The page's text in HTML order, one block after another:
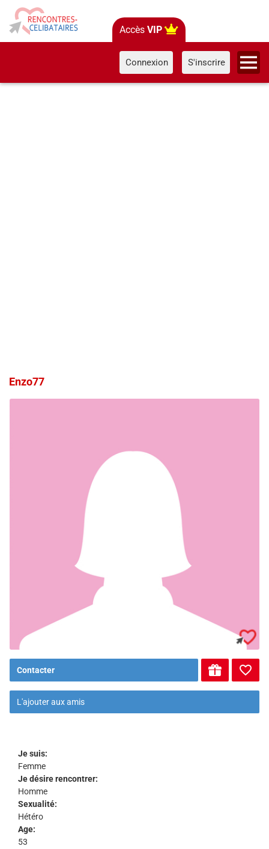
Accès VIP
Connexion S'inscrire
Enzo77
Contacter
L'ajouter aux amis
Je suis:
Femme
Je désire rencontrer:
Homme
Sexualité:
Hétéro
Age:
53